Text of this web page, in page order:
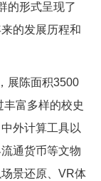
的形式呈现了
的发展历程和
展陈面积3500
富多样的校史
外计算工具以
通货币等文物
景还原、VR体